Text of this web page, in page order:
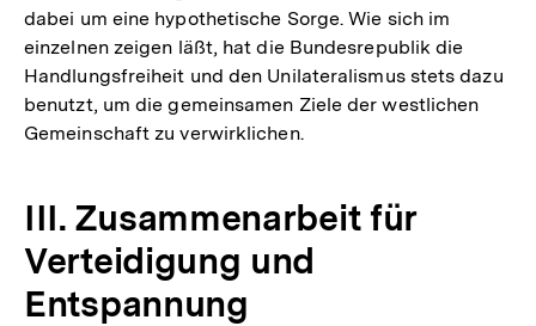
dabei um eine hypothetische Sorge. Wie sich im
einzelnen zeigen läßt, hat die Bundesrepublik die
Handlungsfreiheit und den Unilateralismus stets dazu
benutzt, um die gemeinsamen Ziele der westlichen
Gemeinschaft zu verwirklichen.
III. Zusammenarbeit für
Verteidigung und
Entspannung